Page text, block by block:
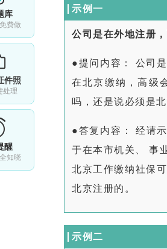
库
费做
件照
处理
醒
知晓
示例一
公司是在外地注册
●提问内容： 公司
在北京缴纳，高级
吗，还是说必须是
●答复内容： 经请
于在本市机关、 事
北京工作缴纳社保
北京注册的。
示例二